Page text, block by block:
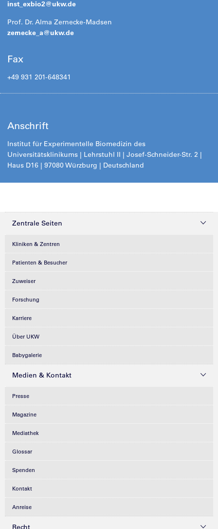
inst_exbio2@ukw.de
Prof. Dr. Alma Zernecke-Madsen
zernecke_a@ukw.de
Fax
+49 931 201-648341
Anschrift
Institut für Experimentelle Biomedizin des
Universitätsklinikums | Lehrstuhl II | Josef-Schneider-Str. 2 |
Haus D16 | 97080 Würzburg | Deutschland
Zentrale Seiten
Kliniken & Zentren
Patienten & Besucher
Zuweiser
Forschung
Karriere
Über UKW
Babygalerie
Medien & Kontakt
Presse
Magazine
Mediathek
Glossar
Spenden
Kontakt
Anreise
Recht